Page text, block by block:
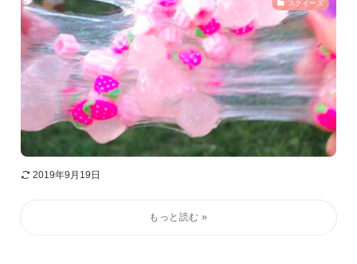
スクイーズ
2019年9月19日